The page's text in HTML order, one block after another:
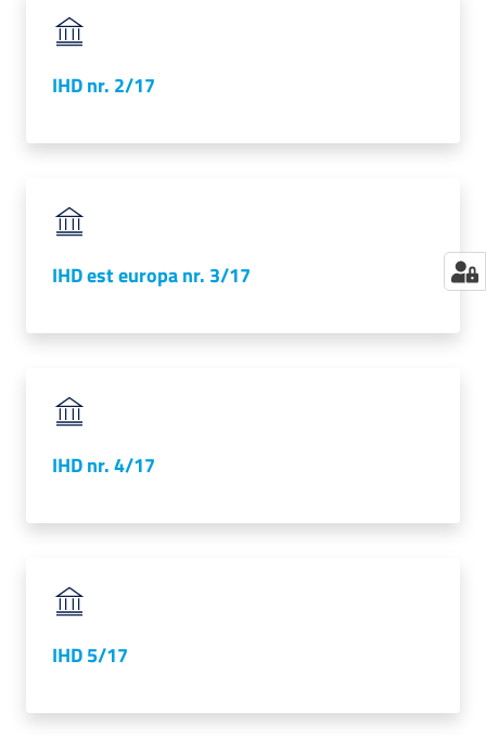
IHD nr. 2/17
IHD est europa nr. 3/17
IHD nr. 4/17
IHD 5/17